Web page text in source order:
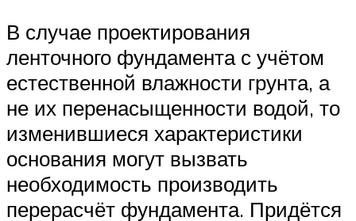
В случае проектирования
ленточного фундамента с учётом
естественной влажности грунта, а
не их перенасыщенности водой, то
изменившиеся характеристики
основания могут вызвать
необходимость производить
перерасчёт фундамента. Придётся